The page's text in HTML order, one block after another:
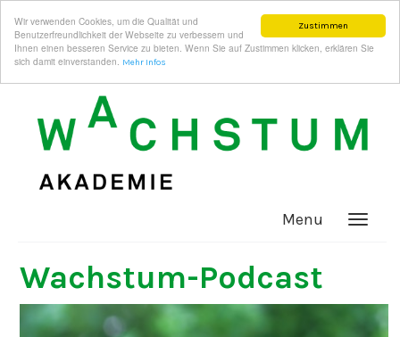
Zustimmen
Wir verwenden Cookies, um die Qualität und
Benutzerfreundlichkeit der Webseite zu verbessern und
Ihnen einen besseren Service zu bieten. Wenn Sie auf Zustimmen klicken, erklären Sie
sich damit einverstanden. Mehr Infos
Menu
Wachstum-Podcast